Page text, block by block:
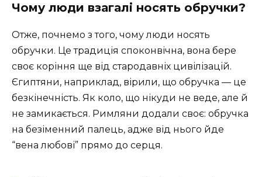
Чому люди взагалі носять обручки?
Отже, почнемо з того, чому люди носять
обручки. Це традиція споконвічна, вона бере
своє коріння ще від стародавніх цивілізацій.
Єгиптяни, наприклад, вірили, що обручка — це
безкінечність. Як коло, що нікуди не веде, але й
не замикається. Римляни додали своє: обручка
на безіменний палець, адже від нього йде
“вена любові” прямо до серця.